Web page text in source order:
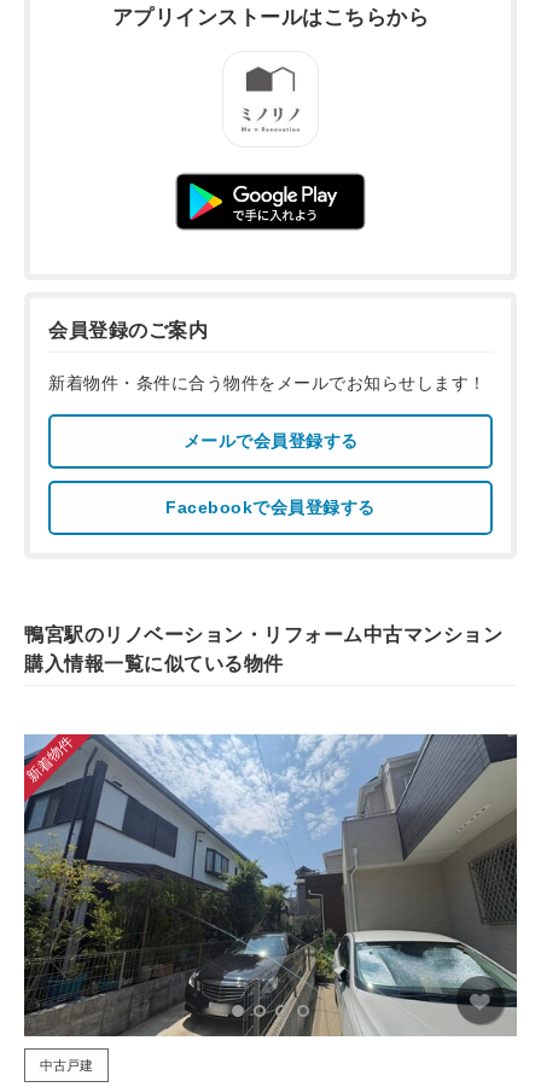
アプリインストールはこちらから
会員登録のご案内
新着物件・条件に合う物件をメールでお知らせします！
メールで会員登録する
Facebookで会員登録する
鴨宮駅のリノベーション・リフォーム中古マンション
購入情報一覧に似ている物件
新着物件
中古戸建